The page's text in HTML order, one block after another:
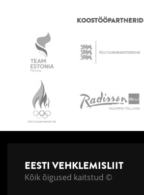
KOOSTÖÖPARTNERID
EESTI VEHKLEMISLIIT
Kõik õigused kaitstud ©